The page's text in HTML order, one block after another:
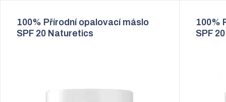
100% Přírodní opalovací máslo
SPF 20 Naturetics
100%
SPF